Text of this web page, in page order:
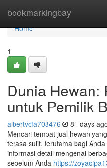
bookmarkingbay
Home
Home
1
Dunia Hewan:
untuk Pemilik
albertvcfa708476 81 days ago
Mencari tempat jual hewan
terasa sulit, terutama bagi
informasi detail mengenai
sebelum Anda https://